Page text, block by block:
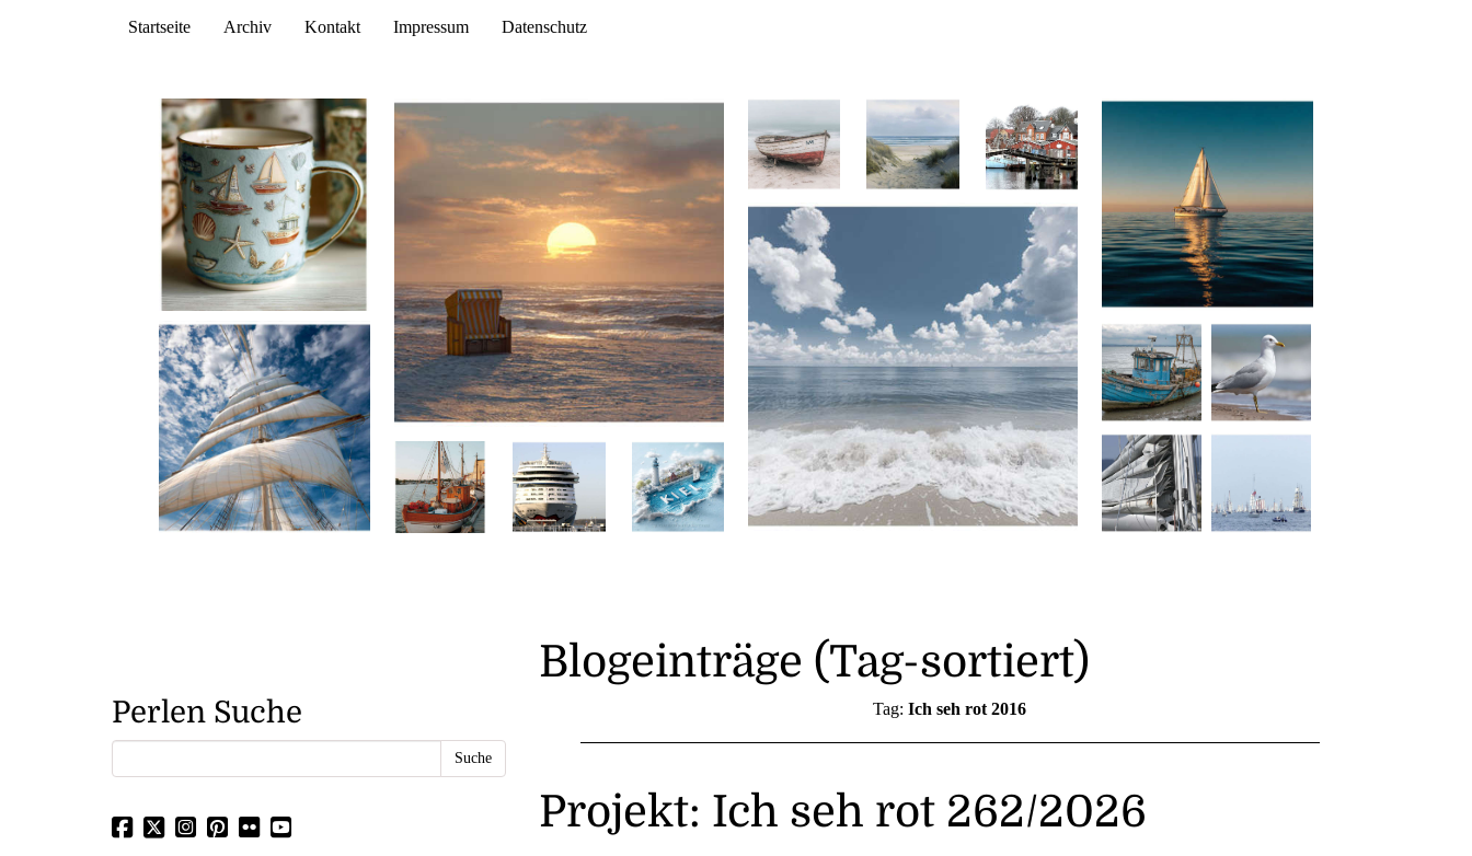
Startseite Archiv Kontakt Impressum Datenschutz
Blogeinträge (Tag-sortiert)
Tag: Ich seh rot 2016
Projekt: Ich seh rot 262/2026
Perlen Suche